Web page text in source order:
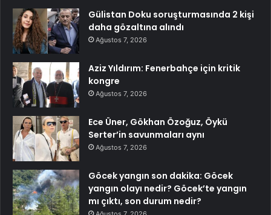
Gülistan Doku soruşturmasında 2 kişi
daha gözaltına alındı
Ağustos 7, 2026
Aziz Yıldırım: Fenerbahçe için kritik
kongre
Ağustos 7, 2026
Ece Üner, Gökhan Özoğuz, Öykü
Serter’in savunmaları aynı
Ağustos 7, 2026
Göcek yangın son dakika: Göcek
yangın olayı nedir? Göcek’te yangın
mı çıktı, son durum nedir?